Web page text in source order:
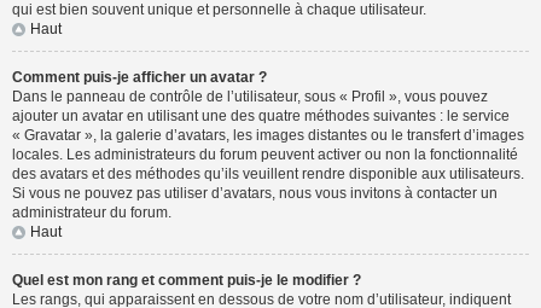
qui est bien souvent unique et personnelle à chaque utilisateur.
Haut
Comment puis-je afficher un avatar ?
Dans le panneau de contrôle de l’utilisateur, sous « Profil », vous pouvez
ajouter un avatar en utilisant une des quatre méthodes suivantes : le service
« Gravatar », la galerie d’avatars, les images distantes ou le transfert d’images
locales. Les administrateurs du forum peuvent activer ou non la fonctionnalité
des avatars et des méthodes qu’ils veuillent rendre disponible aux utilisateurs.
Si vous ne pouvez pas utiliser d’avatars, nous vous invitons à contacter un
administrateur du forum.
Haut
Quel est mon rang et comment puis-je le modifier ?
Les rangs, qui apparaissent en dessous de votre nom d’utilisateur, indiquent